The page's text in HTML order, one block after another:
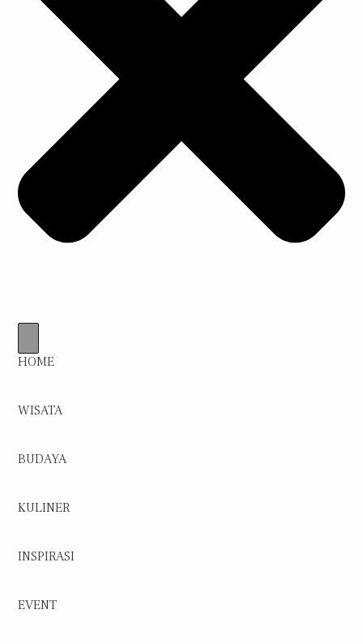
HOME
WISATA
BUDAYA
KULINER
INSPIRASI
EVENT